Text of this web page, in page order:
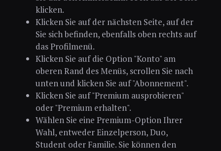
klicken.
Klicken Sie auf der nächsten Seite, auf der
Sie sich befinden, ebenfalls oben rechts auf
das Profilmenü.
Klicken Sie auf die Option "Konto" am
oberen Rand des Menüs, scrollen Sie nach
unten und klicken Sie auf "Abonnement".
Klicken Sie auf "Premium ausprobieren"
oder "Premium erhalten".
Wählen Sie eine Premium-Option Ihrer
Wahl, entweder Einzelperson, Duo,
Student oder Familie. Sie können den